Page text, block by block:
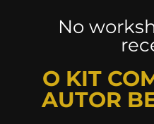
No
O KIT
AUTOR